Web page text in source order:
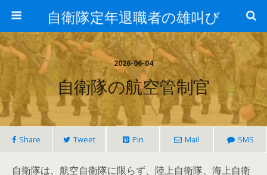
自衛隊定年退職者の雄叫び
2026-06-04
自衛隊の航空管制官
Share Tweet Pin Mail SMS
自衛隊は、航空自衛隊に限らず、陸上自衛隊、海上自衛